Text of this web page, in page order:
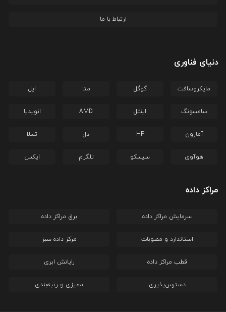
ارتباط با ما
دنیای فناوری
مایکروسافت گوگل متا اپل
سامسونگ اینتل AMD انویدیا
آمازون HP دل تسلا
هوآوی سیسکو تلگرام ایکس
مراکز داده
سرمایش مراکز داده برق مراکز داده
استاندارد و مصوبات مرکز داده سبز
قطب مراکز داده رایانش ابری
دسترس‌پذیری ممیزی و رتبه‌بندی